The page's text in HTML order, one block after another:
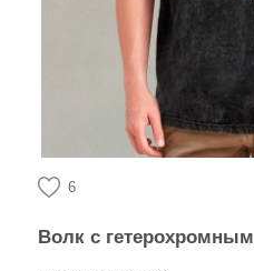
6
Волк с гетерохромными